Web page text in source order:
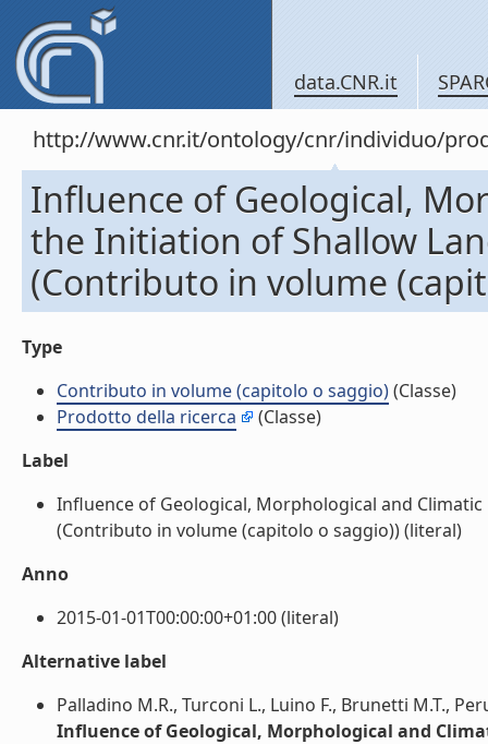
data.CNR.it
http://www.cnr.it/ontology/cnr/individuo/
Influence of Geological,
the Initiation of Shallow
(Contributo in volume
Type
Contributo in volume (capitolo o saggio)(Classe)
Prodotto della ricerca
(Classe)
Label
Influence of Geological, Morphological and
(Contributo in volume (capitolo o saggio)) (literal)
Anno
2015-01-01T00:00:00+01:00 (literal)
Alternative label
Palladino M.R., Turconi L., Luino F., Brunetti M.T.,
Influence of Geological, Morphological and